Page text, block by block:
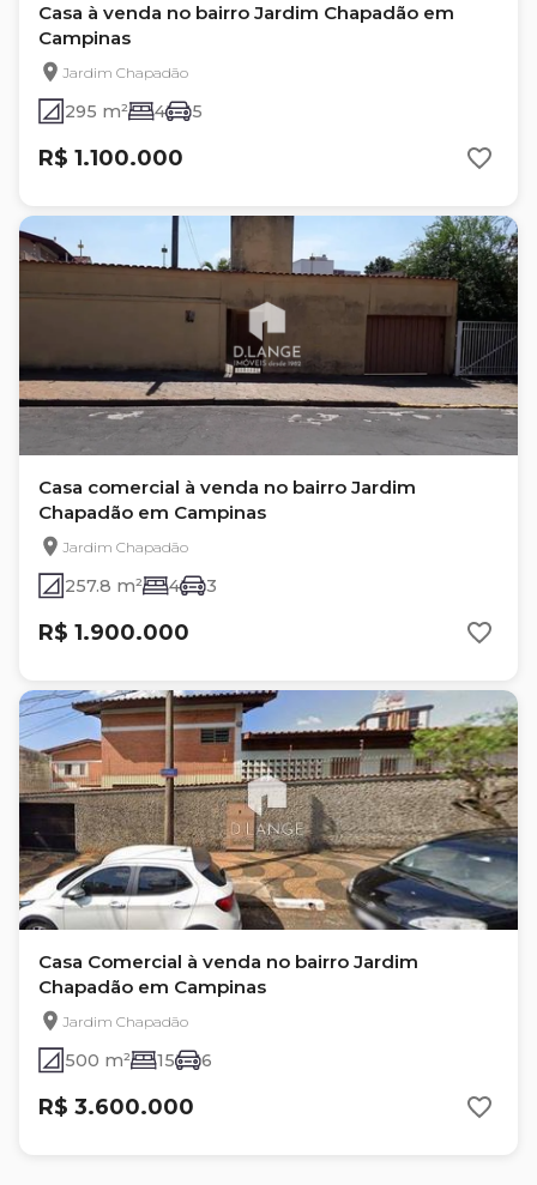
Casa à venda no bairro Jardim Chapadão em
Campinas
Jardim Chapadão
295 m² 4 5
R$ 1.100.000
Casa comercial à venda no bairro Jardim
Chapadão em Campinas
Jardim Chapadão
257.8 m² 4 3
R$ 1.900.000
Casa Comercial à venda no bairro Jardim
Chapadão em Campinas
Jardim Chapadão
500 m² 15 6
R$ 3.600.000